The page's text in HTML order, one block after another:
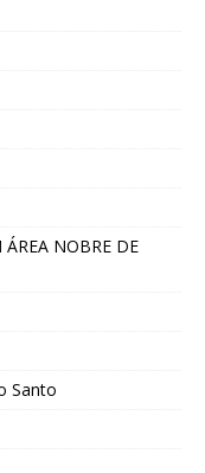
NOBRE DE
Santo